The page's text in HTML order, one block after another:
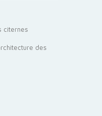
citernes
des